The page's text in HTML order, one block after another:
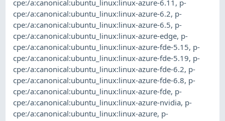
cpe:/a:canonical:ubuntu_linux:linux-azure-6.11 , p-
cpe:/a:canonical:ubuntu_linux:linux-azure-6.2, p-
cpe:/a:canonical:ubuntu_linux:linux-azure-6.5, p-
cpe:/a:canonical:ubuntu_linux:linux-azure-edge, p-
cpe:/a:canonical:ubuntu_linux:linux-azure-fde-5.15, p-
cpe:/a:canonical:ubuntu_linux:linux-azure-fde-5.19, p-
cpe:/a:canonical:ubuntu_linux:linux-azure-fde-6.2, p-
cpe:/a:canonical:ubuntu_linux:linux-azure-fde-6.8, p-
cpe:/a:canonical:ubuntu_linux:linux-azure-fde, p-
cpe:/a:canonical:ubuntu_linux:linux-azure-nvidia, p-
cpe:/a:canonical:ubuntu_linux:linux-azure, p-